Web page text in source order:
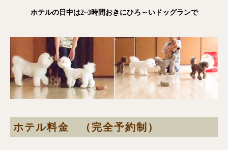
ホテルの日中は2~3時間おきにひろ～いドッグランで
ホテル料金 （完全予約制）